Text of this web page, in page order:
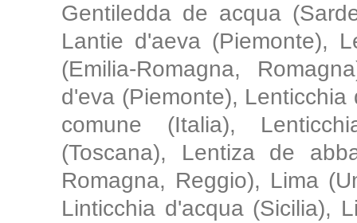
Gentiledda de acqua
Lantie d'aeva (Piemonte),
(Emilia-Romagna,
d'eva (Piemonte),
comune (Italia),
(Toscana), Lentiza de
Romagna, Reggio), Lima
Linticchia d'acqua (Sicilia),